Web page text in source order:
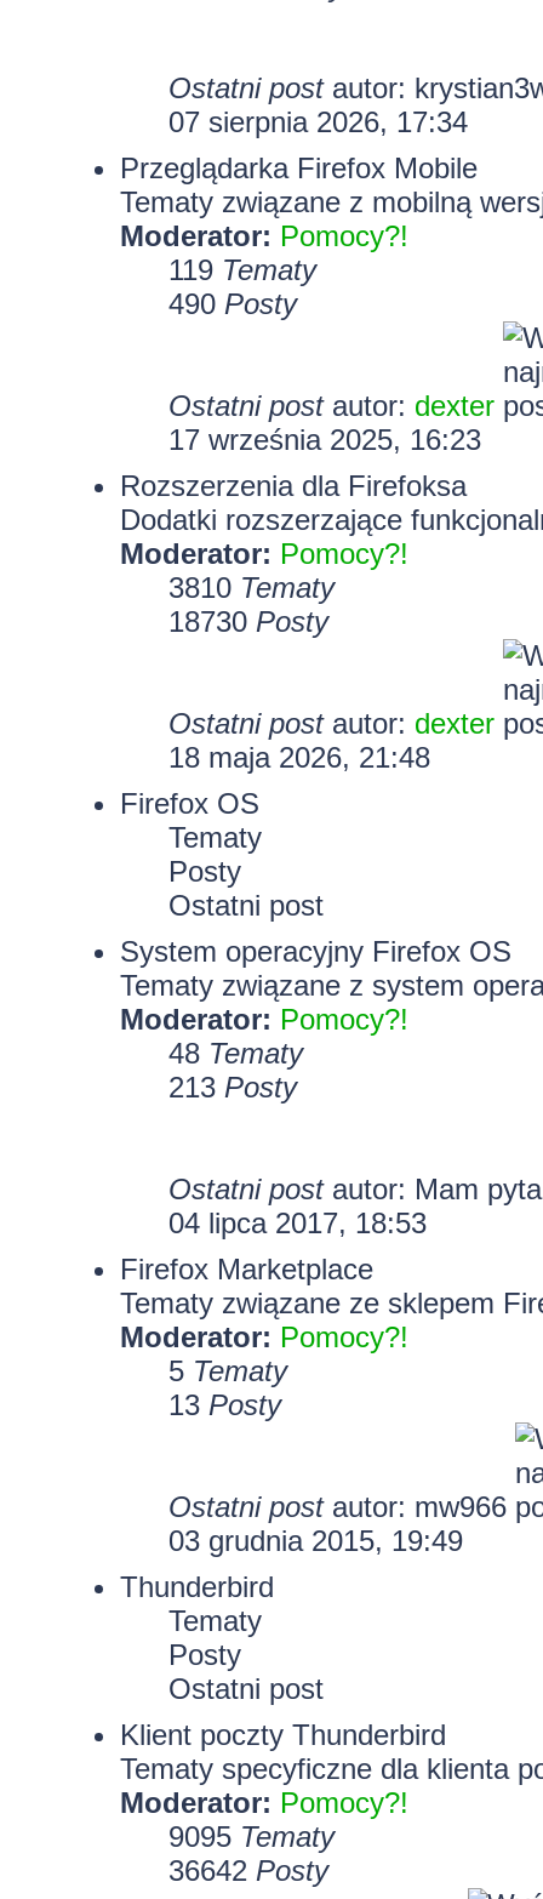
Ostatni postautor:
07 sierpnia 2026, 17:34
Przeglądarka Firefox Mobile
Tematy związane z mobilną
Moderator: Pomocy?!
119 Tematy
490 Posty
Ostatni postautor: dexter
17 września 2025, 16:23
Rozszerzenia dla Firefoksa
Dodatki rozszerzające
Moderator: Pomocy?!
3810 Tematy
18730 Posty
Ostatni postautor: dexter
18 maja 2026, 21:48
Firefox OS
Tematy
Posty
Ostatni post
System operacyjny Firefox OS
Tematy związane z system
Moderator: Pomocy?!
48 Tematy
213 Posty
Ostatni postautor: Mam
04 lipca 2017, 18:53
Firefox Marketplace
Tematy związane ze sklepem
Moderator: Pomocy?!
5 Tematy
13 Posty
Ostatni postautor: mw966
03 grudnia 2015, 19:49
Thunderbird
Tematy
Posty
Ostatni post
Klient poczty Thunderbird
Tematy specyficzne dla klienta
Moderator: Pomocy?!
9095 Tematy
36642 Posty